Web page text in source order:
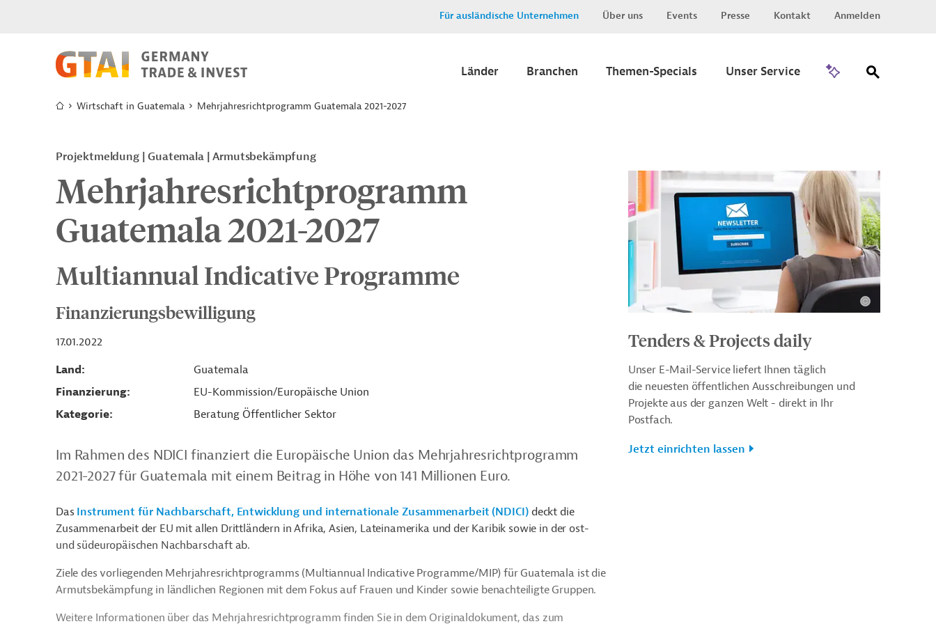
Für ausländische Unternehmen Über uns Events Presse Kontakt Anmelden
Länder Branchen Themen-Specials Unser Service
Wirtschaft in Guatemala Mehrjahresrichtprogramm Guatemala 2021-2027
Projektmeldung Guatemala Armutsbekämpfung
Mehrjahresrichtprogramm
Guatemala 2021-2027
Multiannual Indicative Programme
Finanzierungsbewilligung
17.01.2022
Land
Guatemala
Finanzierung
EU-Kommission/Europäische Union
Kategorie
Beratung Öffentlicher Sektor
Im Rahmen des NDICI finanziert die Europäische Union das Mehrjahresrichtprogramm
2021-2027 für Guatemala mit einem Beitrag in Höhe von 141 Millionen Euro.
Das Instrument für Nachbarschaft, Entwicklung und internationale Zusammenarbeit (NDICI) deckt die
Zusammenarbeit der EU mit allen Drittländern in Afrika, Asien, Lateinamerika und der Karibik sowie in der ost-
und südeuropäischen Nachbarschaft ab.
Ziele des vorliegenden Mehrjahresrichtprogramms (Multiannual Indicative Programme/MIP) für Guatemala ist die
Armutsbekämpfung in ländlichen Regionen mit dem Fokus auf Frauen und Kinder sowie benachteiligte Gruppen.
Weitere Informationen über das Mehrjahresrichtprogramm finden Sie in dem Originaldokument, das zum
Tenders & Projects daily
Unser E-Mail-Service liefert Ihnen täglich
die neuesten öffentlichen Ausschreibungen und
Projekte aus der ganzen Welt - direkt in Ihr
Postfach.
Jetzt einrichten lassen